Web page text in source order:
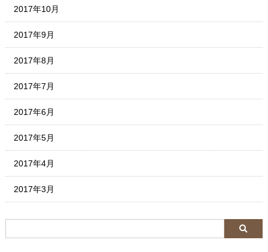
2017年10月
2017年9月
2017年8月
2017年7月
2017年6月
2017年5月
2017年4月
2017年3月